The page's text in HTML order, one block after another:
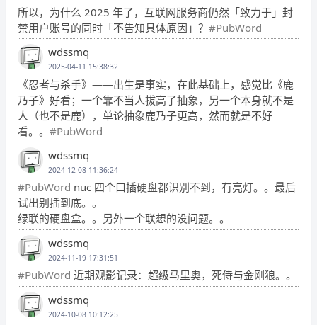
所以，为什么 2025 年了，互联网服务商仍然「致力于」封
禁用户账号的同时「不告知具体原因」？ #PubWord
wdssmq
2025-04-11 15:38:32
《忍者与杀手》——出生是事实，在此基础上，感觉比《鹿
乃子》好看；一个靠不当人拔高了抽象，另一个本身就不是
人（也不是鹿），单论抽象鹿乃子更高，然而就是不好
看。。 #PubWord
wdssmq
2024-12-08 11:36:24
#PubWord nuc 四个口插硬盘都识别不到，有亮灯。。最后
试出别插到底。。
绿联的硬盘盒。。另外一个联想的没问题。。
wdssmq
2024-11-19 17:31:51
#PubWord 近期观影记录：超级马里奥，死侍与金刚狼。。
wdssmq
2024-10-08 10:12:25